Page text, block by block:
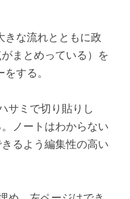
きな流れとともに政
まとめっている）を
する。
サミで切り貼りし
ノートはわからない
るよう編集性の高い